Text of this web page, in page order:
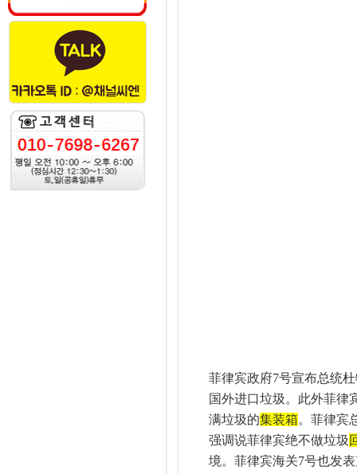
菲律宾政府7号宣布总统
国外进口垃圾。此外菲律
满垃圾的集装箱。菲律宾
强调说菲律宾绝不做垃圾
境。菲律宾海关7号也发